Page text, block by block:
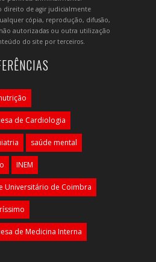
o direito de agir judicialmente
cópia, reprodução, difusão,
autorizadas ou outra utilização
do site por terceiros.
de Cardiologia
saúde mental
INEM
Universitário de Coimbra
de Medicina Interna